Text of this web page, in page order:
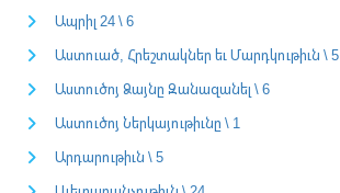
Ապրիլ 24 \ 6
Աստուած, Հրեշտակներ եւ Մարդկութիւն \ 5
Աստուծոյ Ձայնը Զանազանել \ 6
Աստուծոյ Ներկայութիւնը \ 1
Արդարութիւն \ 5